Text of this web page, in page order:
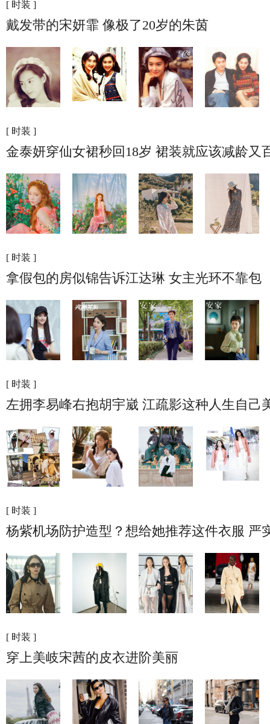
[ 时装 ]
戴发带的宋妍霏 像极了20岁的朱茵
[ 时装 ]
金泰妍穿仙女裙秒回18岁 裙装就应该减龄又
[ 时装 ]
拿假包的房似锦告诉江达琳 女主光环不靠包
[ 时装 ]
左拥李易峰右抱胡宇崴 江疏影这种人生自己
[ 时装 ]
杨紫机场防护造型？想给她推荐这件衣服 严
[ 时装 ]
穿上美岐宋茜的皮衣进阶美丽